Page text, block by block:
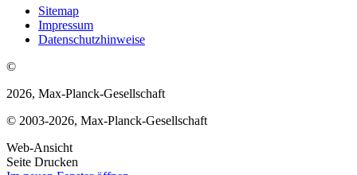
Sitemap
Impressum
Datenschutzhinweise
©
2026, Max-Planck-Gesellschaft
© 2003-2026, Max-Planck-Gesellschaft
Web-Ansicht
Seite Drucken